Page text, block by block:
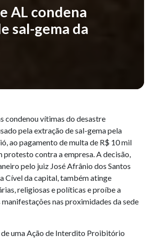
AL condena
sal-gema da
condenou vítimas do desastre
pela extração de sal-gema pela
ao pagamento de multa de R$ 10 mil
contra a empresa. A decisão,
pelo juiz José Afrânio dos Santos
Cível da capital, também atinge
religiosas e políticas e proíbe a
nas proximidades da sede
de uma Ação de Interdito Proibitório